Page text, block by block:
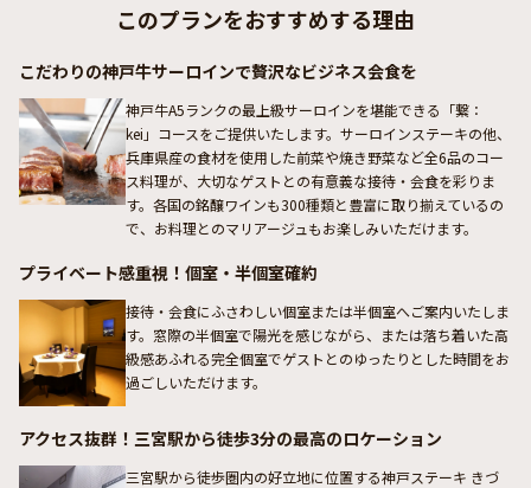
このプランをおすすめする理由
こだわりの神戸牛サーロインで贅沢なビジネス会食を
神戸牛A5ランクの最上級サーロインを堪能できる「繋：
kei」コースをご提供いたします。サーロインステーキの他、
兵庫県産の食材を使用した前菜や焼き野菜など全6品のコー
ス料理が、大切なゲストとの有意義な接待・会食を彩りま
す。各国の銘醸ワインも300種類と豊富に取り揃えているの
で、お料理とのマリアージュもお楽しみいただけます。
プライベート感重視！個室・半個室確約
接待・会食にふさわしい個室または半個室へご案内いたしま
す。窓際の半個室で陽光を感じながら、または落ち着いた高
級感あふれる完全個室でゲストとのゆったりとした時間をお
過ごしいただけます。
アクセス抜群！三宮駅から徒歩3分の最高のロケーション
三宮駅から徒歩圏内の好立地に位置する神戸ステーキ きづ